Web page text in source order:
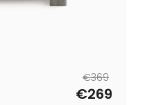
Tavahind
€369
Müügihind
€269